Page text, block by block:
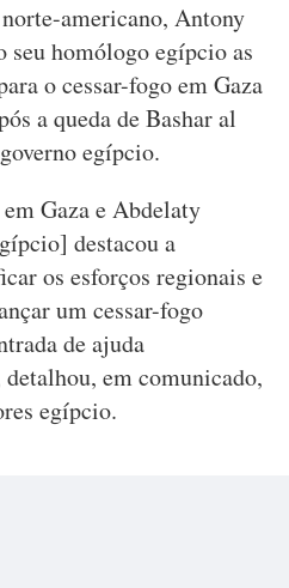
americano, Antony
seu homólogo egípcio as
o cessar-fogo em Gaza
a queda de Bashar al
egípcio.
Gaza e Abdelaty
destacou a
os esforços regionais e
um cessar-fogo
de ajuda
em comunicado,
egípcio.